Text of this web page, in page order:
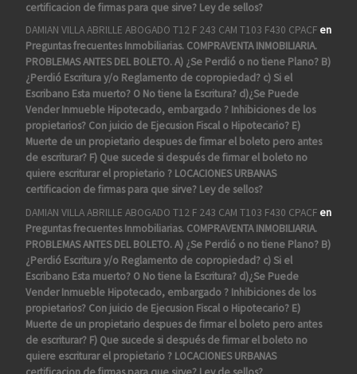
certificacion de firmas para que sirve? Ley de sellos?
DAMIAN VILLA ABRILLE ABOGADO T12 F 243 CAM T103 F430 CPACFen
Preguntas frecuentes Inmobiliarias. COMPRAVENTA INMOBILIARIA.
PROBLEMAS ANTES DEL BOLETO. A) ¿Se Perdió o no tiene Plano? B)
¿Perdió Escritura y/o Reglamento de copropiedad? c) Si el
Escribano Esta muerto? O No tiene la Escritura? d)¿Se Puede
Vender Inmueble Hipotecado, embargado ? Inhibiciones de los
propietarios? Con juicio de Ejecusion Fiscal o Hipotecario? E)
Muerte de un propietario despues de firmar el boleto pero antes
de escriturar? F) Que sucede si después de firmar el boleto no
quiere escriturar el propietario ? LOCACIONES URBANAS
certificacion de firmas para que sirve? Ley de sellos?
DAMIAN VILLA ABRILLE ABOGADO T12 F 243 CAM T103 F430 CPACFen
Preguntas frecuentes Inmobiliarias. COMPRAVENTA INMOBILIARIA.
PROBLEMAS ANTES DEL BOLETO. A) ¿Se Perdió o no tiene Plano? B)
¿Perdió Escritura y/o Reglamento de copropiedad? c) Si el
Escribano Esta muerto? O No tiene la Escritura? d)¿Se Puede
Vender Inmueble Hipotecado, embargado ? Inhibiciones de los
propietarios? Con juicio de Ejecusion Fiscal o Hipotecario? E)
Muerte de un propietario despues de firmar el boleto pero antes
de escriturar? F) Que sucede si después de firmar el boleto no
quiere escriturar el propietario ? LOCACIONES URBANAS